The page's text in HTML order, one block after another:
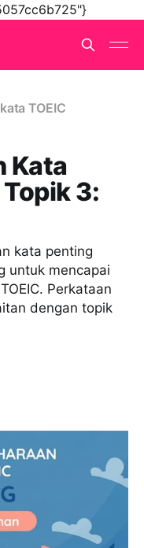
TOEIC
Kata
3:
kata penting
untuk mencapai
Perkataan
dengan topik